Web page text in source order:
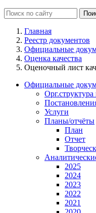
Главная
Реестр документов
Официальные
Оценка качества
Оценочный лист
Официальные
Услуги
Планы/отчёты
План
Отчет
2025
2024
2023
2022
2021